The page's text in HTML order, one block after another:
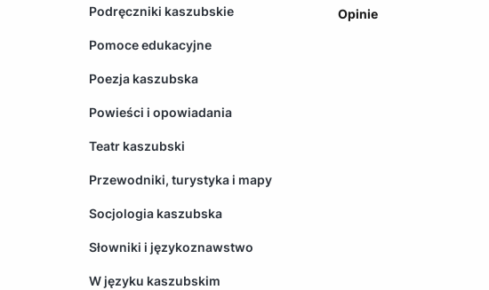
Podręczniki kaszubskie
Pomoce edukacyjne
Poezja kaszubska
Powieści i opowiadania
Teatr kaszubski
Przewodniki, turystyka i mapy
Socjologia kaszubska
Słowniki i językoznawstwo
W języku kaszubskim
Opinie